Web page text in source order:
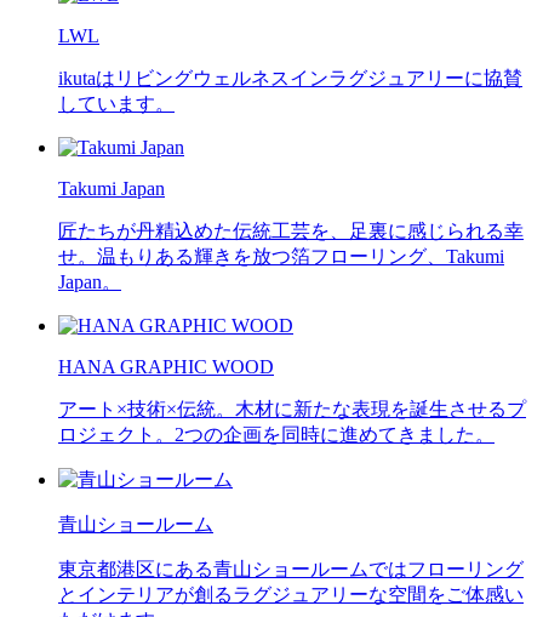
LWL
ikutaはリビングウェルネスインラグジュアリーに協賛
しています。
Takumi Japan
匠たちが丹精込めた伝統工芸を、足裏に感じられる幸
せ。温もりある輝きを放つ箔フローリング、Takumi
Japan。
HANA GRAPHIC WOOD
アート×技術×伝統。木材に新たな表現を誕生させるプ
ロジェクト。2つの企画を同時に進めてきました。
青山ショールーム
東京都港区にある青山ショールームではフローリング
とインテリアが創るラグジュアリーな空間をご体感い